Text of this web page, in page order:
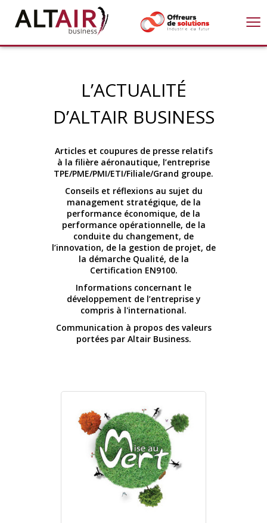
≡
L’ACTUALITÉ
D’ALTAIR BUSINESS
Articles et coupures de presse relatifs
à la filière aéronautique, l’entreprise
TPE/PME/PMI/ETI/Filiale/Grand groupe.
Conseils et réflexions au sujet du
management stratégique, de la
performance économique, de la
performance opérationnelle, de la
conduite du changement, de
l’innovation, de la gestion de projet, de
la démarche Qualité, de la
Certification EN9100.
Informations concernant le
développement de l’entreprise y
compris à l'international.
Communication à propos des valeurs
portées par Altair Business.